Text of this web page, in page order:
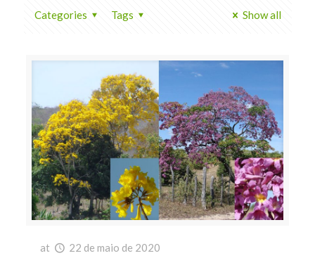
Categories Tags Show all
at 22 de maio de 2020